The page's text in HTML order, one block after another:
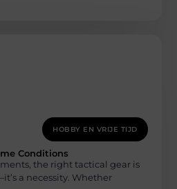
HOBBY EN VRIJE TIJD
Conditions
the right tactical gear is
a necessity. Whether